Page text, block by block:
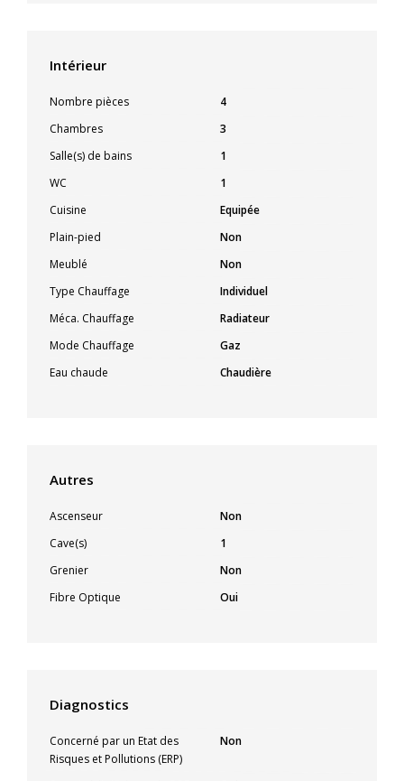
Intérieur
Nombre pièces
4
Chambres
3
Salle(s) de bains
1
WC
1
Cuisine
Equipée
Plain-pied
Non
Meublé
Non
Type Chauffage
Individuel
Méca. Chauffage
Radiateur
Mode Chauffage
Gaz
Eau chaude
Chaudière
Autres
Ascenseur
Non
Cave(s)
1
Grenier
Non
Fibre Optique
Oui
Diagnostics
Concerné par un Etat des
Risques et Pollutions (ERP)
Non